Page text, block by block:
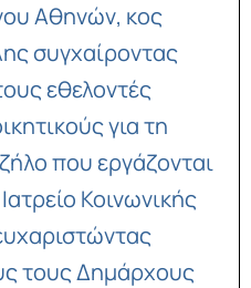
Αθηνών, κος
συγχαίροντας
εθελοντές
για τη
που εργάζονται
Κοινωνικής
τους Δημάρχους